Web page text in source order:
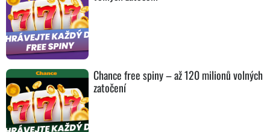
Chance free spiny – až 120 milionů volných
zatočení